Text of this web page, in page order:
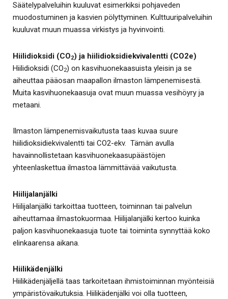
Säätelypalveluihin kuuluvat esimerkiksi pohjaveden
muodostuminen ja kasvien pölyttyminen. Kulttuuripalveluihin
kuuluvat muun muassa virkistys ja hyvinvointi.
Hiilidioksidi (CO2) ja hiilidioksidiekvivalentti (CO2e)
Hiilidioksidi (CO2) on kasvihuonekaasuista yleisin ja se
aiheuttaa pääosan maapallon ilmaston lämpenemisestä.
Muita kasvihuonekaasuja ovat muun muassa vesihöyry ja
metaani.
Ilmaston lämpenemisvaikutusta taas kuvaa suure
hiilidioksidiekvivalentti tai CO2-ekv. Tämän avulla
havainnollistetaan kasvihuonekaasupäästöjen
yhteenlaskettua ilmastoa lämmittävää vaikutusta.
Hiilijalanjälki
Hiilijalanjälki tarkoittaa tuotteen, toiminnan tai palvelun
aiheuttamaa ilmastokuormaa. Hiilijalanjälki kertoo kuinka
paljon kasvihuonekaasuja tuote tai toiminta synnyttää koko
elinkaarensa aikana.
Hiilikädenjälki
Hiilikädenjäljellä taas tarkoitetaan ihmistoiminnan myönteisiä
ympäristövaikutuksia. Hiilikädenjälki voi olla tuotteen,